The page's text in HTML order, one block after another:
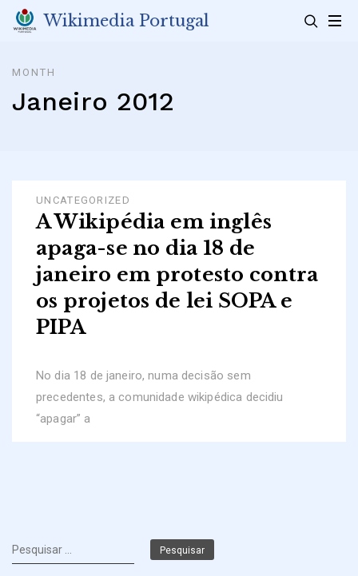
Skip
Wikimedia Portugal
MONTH
Janeiro 2012
UNCATEGORIZED
A Wikipédia em inglês
apaga-se no dia 18 de
janeiro em protesto contra
os projetos de lei SOPA e
PIPA
No dia 18 de janeiro, numa decisão sem
precedentes, a comunidade wikipédica decidiu
“apagar” a
Pesquisar
por: